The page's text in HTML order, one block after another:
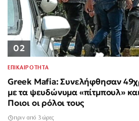
02
ΕΠΙΚΑΙΡΟΤΗΤΑ
Greek Mafia: Συνελήφθησαν
με τα ψευδώνυμα «πίτμπουλ»
Ποιοι οι ρόλοι τους
πριν από 3 ώρες